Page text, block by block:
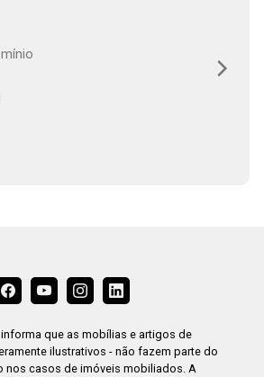
que as mobílias e artigos de
ilustrativos - não fazem parte do
nos casos de imóveis mobiliados. A